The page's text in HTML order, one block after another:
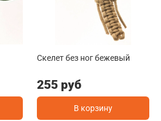
Скелет без ног бежевый
255 руб
В корзину